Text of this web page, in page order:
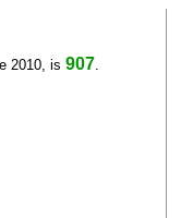
2010, is 907